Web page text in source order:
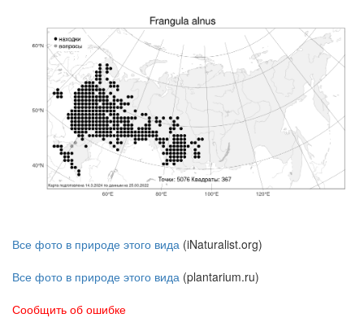
Все фото в природе этого вида (iNaturalist.org)
Все фото в природе этого вида (plantarium.ru)
Сообщить об ошибке